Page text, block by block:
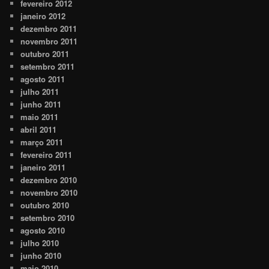
fevereiro 2012
janeiro 2012
dezembro 2011
novembro 2011
outubro 2011
setembro 2011
agosto 2011
julho 2011
junho 2011
maio 2011
abril 2011
março 2011
fevereiro 2011
janeiro 2011
dezembro 2010
novembro 2010
outubro 2010
setembro 2010
agosto 2010
julho 2010
junho 2010